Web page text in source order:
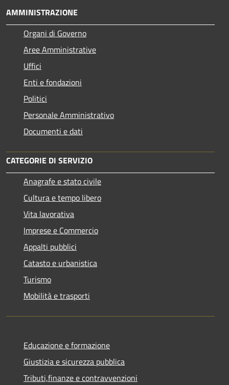
AMMINISTRAZIONE
Organi di Governo
Aree Amministrative
Uffici
Enti e fondazioni
Politici
Personale Amministrativo
Documenti e dati
CATEGORIE DI SERVIZIO
Anagrafe e stato civile
Cultura e tempo libero
Vita lavorativa
Imprese e Commercio
Appalti pubblici
Catasto e urbanistica
Turismo
Mobilità e trasporti
Educazione e formazione
Giustizia e sicurezza pubblica
Tributi,finanze e contravvenzioni